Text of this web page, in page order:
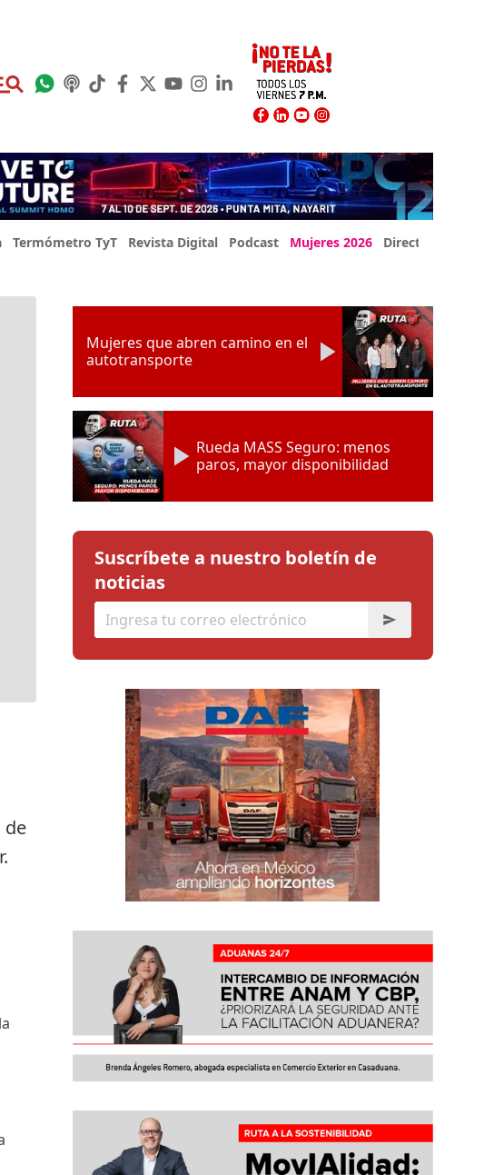
Termómetro TyT Revista Digital Podcast Mujeres 2026 Directorio Expo
de
Mujeres que abren camino en el
autotransporte
Rueda MASS Seguro: menos
paros, mayor disponibilidad
Suscríbete a nuestro boletín de
noticias